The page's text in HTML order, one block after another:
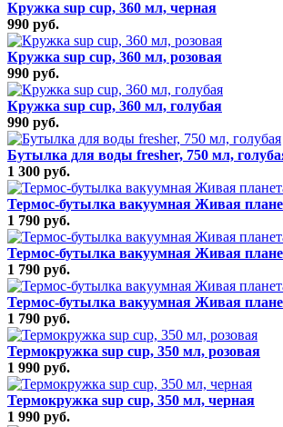
Кружка sup cup, 360 мл, черная
990 руб.
Кружка sup cup, 360 мл, розовая
990 руб.
Кружка sup cup, 360 мл, голубая
990 руб.
Бутылка для воды fresher, 750 мл,
1 300 руб.
Термос-бутылка вакуумная Живая
1 790 руб.
Термос-бутылка вакуумная Живая
1 790 руб.
Термос-бутылка вакуумная Живая
1 790 руб.
Термокружка sup cup, 350 мл, розовая
1 990 руб.
Термокружка sup cup, 350 мл, черная
1 990 руб.